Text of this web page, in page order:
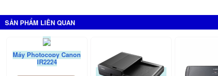
SẢN PHẨM LIÊN QUAN
Máy Photocopy Canon
IR2224